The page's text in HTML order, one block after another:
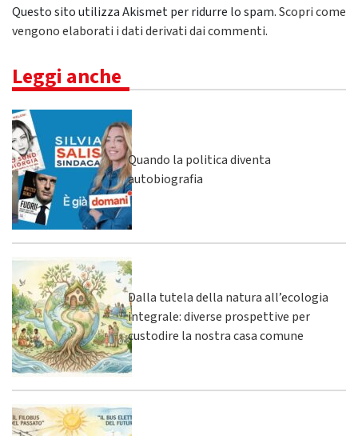
Questo sito utilizza Akismet per ridurre lo spam.Scopri come
vengono elaborati i dati derivati dai commenti.
Leggi anche
Quando la politica diventa
autobiografia
Dalla tutela della natura all’ecologia
integrale: diverse prospettive per
custodire la nostra casa comune